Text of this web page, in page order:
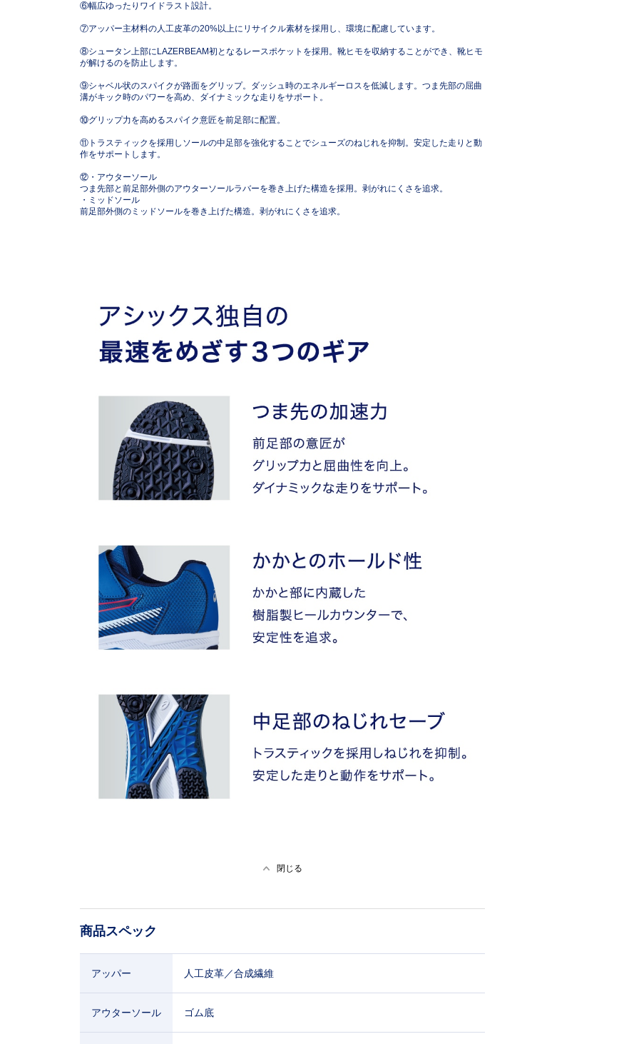
⑥幅広ゆったりワイドラスト設計。
⑦アッパー主材料の人工皮革の20%以上にリサイクル素材を採用し、環境に配慮しています。
⑧シュータン上部にLAZERBEAM初となるレースポケットを採用。靴ヒモを収納することができ、靴ヒモ
が解けるのを防止します。
⑨シャベル状のスパイクが路面をグリップ。ダッシュ時のエネルギーロスを低減します。つま先部の屈曲
溝がキック時のパワーを高め、ダイナミックな走りをサポート。
⑩グリップ力を高めるスパイク意匠を前足部に配置。
⑪トラスティックを採用しソールの中足部を強化することでシューズのねじれを抑制。安定した走りと動
作をサポートします。
⑫・アウターソール
つま先部と前足部外側のアウターソールラバーを巻き上げた構造を採用。剥がれにくさを追求。
・ミッドソール
前足部外側のミッドソールを巻き上げた構造。剥がれにくさを追求。
閉じる
商品スペック
アッパー 人工皮革／合成繊維
アウターソール ゴム底